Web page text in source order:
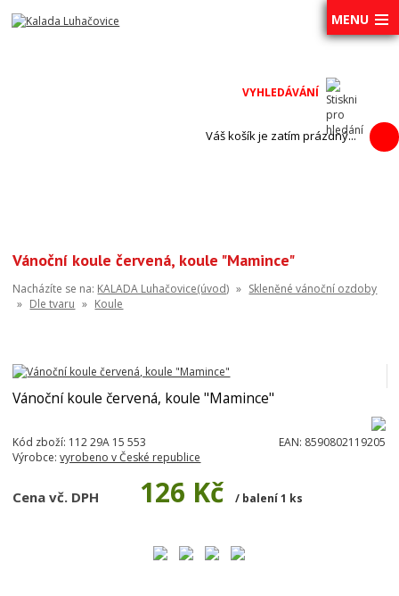
MENU
Váš košík je zatím prázdný...
Vánoční koule červená, koule "Mamince"
Nacházíte se na: KALADA Luhačovice(úvod) » Skleněné vánoční ozdoby
» Dle tvaru » Koule
Vánoční koule červená, koule "Mamince"
Kód zboží: 112 29A 15 553 EAN: 8590802119205
Výrobce: vyrobeno v České republice
Cena vč. DPH 126 Kč / balení 1 ks